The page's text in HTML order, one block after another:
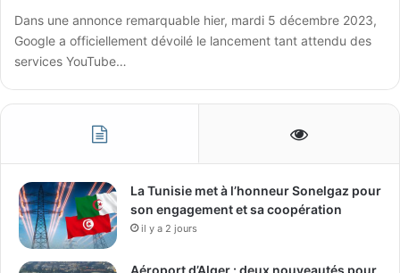
Dans une annonce remarquable hier, mardi 5 décembre 2023,
Google a officiellement dévoilé le lancement tant attendu des
services YouTube…
La Tunisie met à l’honneur Sonelgaz pour
son engagement et sa coopération
il y a 2 jours
Aéroport d’Alger : deux nouveautés pour